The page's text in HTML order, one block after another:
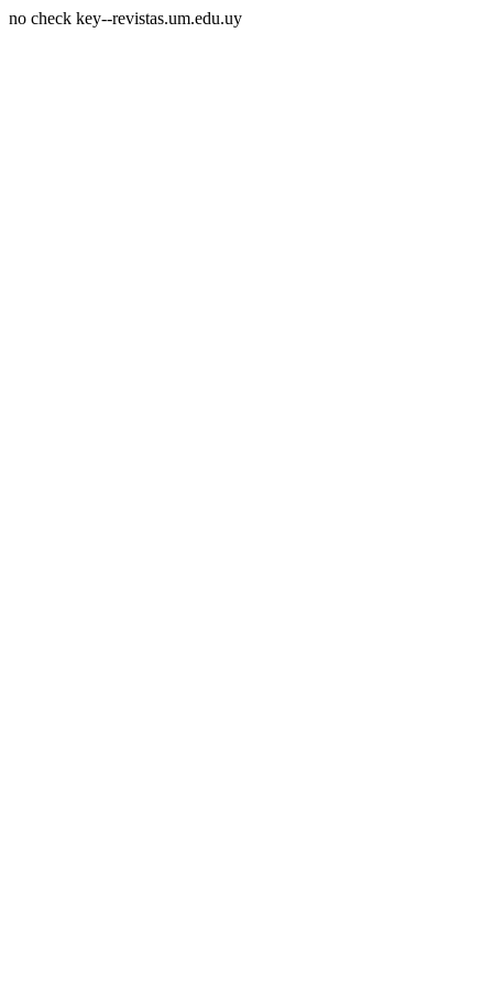
no check key--revistas.um.edu.uy